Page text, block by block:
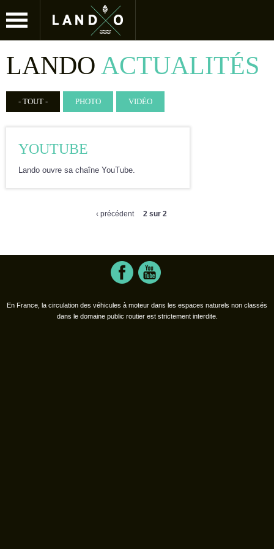
Jump to navigation
LANDO ACTUALITÉS
- TOUT - PHOTO VIDÉO
YOUTUBE
Lando ouvre sa chaîne YouTube.
‹ précédent 2 sur 2
En France, la circulation des véhicules à moteur dans les espaces naturels non classés
dans le domaine public routier est strictement interdite.